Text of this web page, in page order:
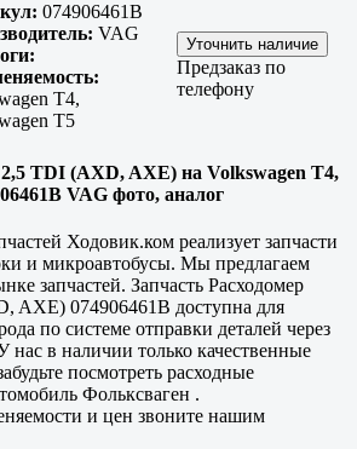
074906461B
VAG
T4,
T5
Предзаказ по
телефону
2,5 TDI (AXD, AXE) на Volkswagen T4,
VAG фото, аналог
Ходовик.ком реализует запчасти
и микроавтобусы. Мы предлагаем
запчастей. Запчасть Расходомер
AXE) 074906461B доступна для
по системе отправки деталей через
нас в наличии только качественные
посмотреть расходные
Фольксваген .
и цен звоните нашим